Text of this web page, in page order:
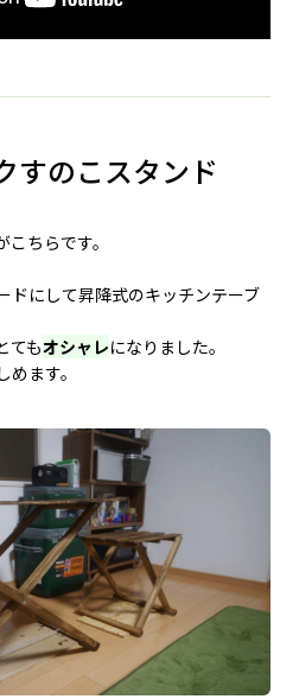
すのこスタンド
ちらです。
ドにして昇降式のキッチンテーブ
てもオシャレになりました。
ます。